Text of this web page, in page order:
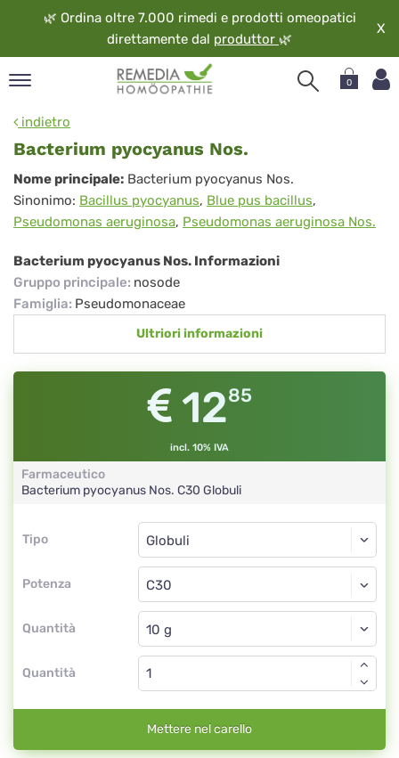
🌿 Ordina oltre 7.000 rimedi e prodotti omeopatici
direttamente dal produttor 🌿
X
0
indietro
Bacterium pyocyanus Nos.
Bacterium
pyocyanus
Nos.
Nome principale: Bacterium pyocyanus Nos.
Sinonimo: Bacillus pyocyanus, Blue pus bacillus,
Pseudomonas aeruginosa, Pseudomonas aeruginosa Nos.
Bacterium pyocyanus Nos. Informazioni
Gruppo principale: nosode
Famiglia: Pseudomonaceae
Ultriori informazioni
1285
incl. 10% IVA
Farmaceutico
Bacterium pyocyanus Nos. C30 Globuli
Tipo
Tipo
Potenza
Globuli
C30
Quantità
Globuli
Quantità
Mettere nel carello